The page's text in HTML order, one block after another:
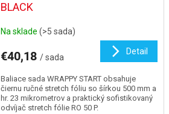
BLACK
Na sklade (>5 sada)
€40,18 / sada
Detail
Baliace sada WRAPPY START obsahuje
čiernu ručné stretch fóliu so šírkou 500 mm a
hr. 23 mikrometrov a praktický sofistikovaný
odvíjač stretch fólie RO 50 P.